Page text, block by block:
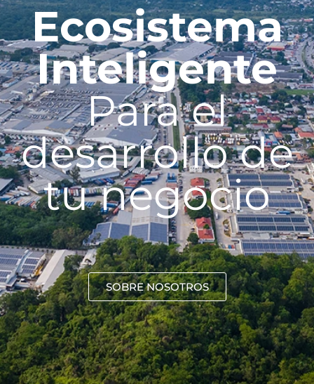
Ecosistema
Inteligente
Para el
desarrollo de
tu negocio
SOBRE NOSOTROS